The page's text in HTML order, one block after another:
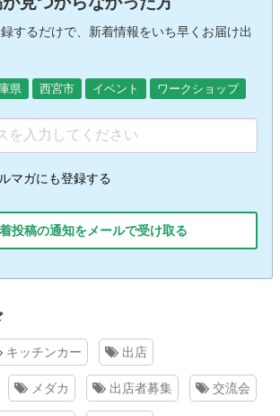
するだけで、新着情報をいち早くお届け出
県 西宮市 イベント ワークショップ
マガにも登録する
投稿の通知をメールで受け取る
キッチンカー 出店
メダカ 出店者募集 交流会